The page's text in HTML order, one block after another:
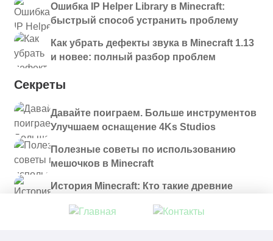
Ошибка IP Helper Library в Minecraft:
быстрый способ устранить проблему
Как убрать дефекты звука в Minecraft 1.13
и новее: полный разбор проблем
Секреты
Давайте поиграем. Больше инструментов
Улучшаем оснащение 4Ks Studios
Полезные советы по использованию
мешочков в Minecraft
История Minecraft: Кто такие древние